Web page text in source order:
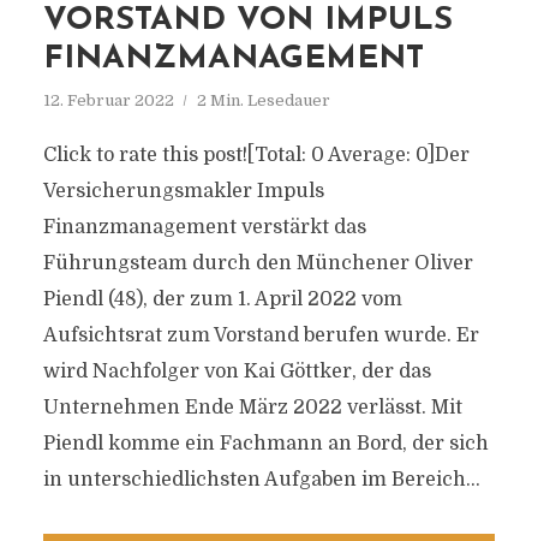
VORSTAND VON IMPULS
FINANZMANAGEMENT
12. Februar 2022 2 Min. Lesedauer
Click to rate this post![Total: 0 Average: 0]Der
Versicherungsmakler Impuls
Finanzmanagement verstärkt das
Führungsteam durch den Münchener Oliver
Piendl (48), der zum 1. April 2022 vom
Aufsichtsrat zum Vorstand berufen wurde. Er
wird Nachfolger von Kai Göttker, der das
Unternehmen Ende März 2022 verlässt. Mit
Piendl komme ein Fachmann an Bord, der sich
in unterschiedlichsten Aufgaben im Bereich...